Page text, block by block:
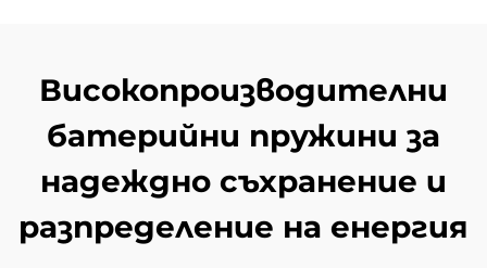
Високопроизводителни
батерийни пружини за
надеждно съхранение и
разпределение на енергия